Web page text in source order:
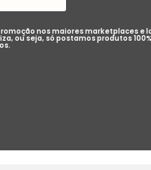
nos maiores marketplaces e
ou seja, só postamos produtos 100%